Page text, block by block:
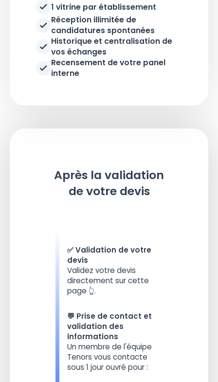
1 vitrine par établissement
Réception illimitée de
candidatures spontanées
Historique et centralisation de
vos échanges
Recensement de votre panel
interne
Après la validation
de votre devis
✅ Validation de votre
devis
Validez votre devis
directement sur cette
page 👆.
💬 Prise de contact et
validation des
informations
Un membre de l'équipe
Tenors vous contacte
sous 1 jour ouvré pour :